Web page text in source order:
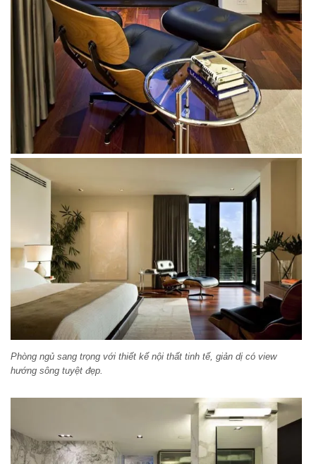
Phòng ngủ sang trọng với thiết kế nội thất tinh tế, giản dị có view
hướng sông tuyệt đẹp.